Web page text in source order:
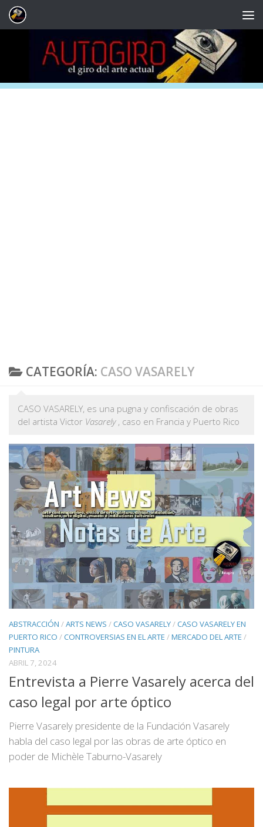
Saltar al contenido
CATEGORÍA: CASO VASARELY
CASO VASARELY, es una pugna y confiscación de obras
del artista Victor Vasarely, caso en Francia y Puerto Rico
ABSTRACCIÓN /ARTS NEWS /CASO VASARELY/CASO VASARELY EN
PUERTO RICO /CONTROVERSIAS EN EL ARTE /MERCADO DEL ARTE /
PINTURA
ABRIL 7, 2024
Entrevista a Pierre Vasarely acerca del
caso legal por arte óptico
Pierre Vasarely presidente de la Fundación Vasarely
habla del caso legal por las obras de arte óptico en
poder de Michèle Taburno-Vasarely